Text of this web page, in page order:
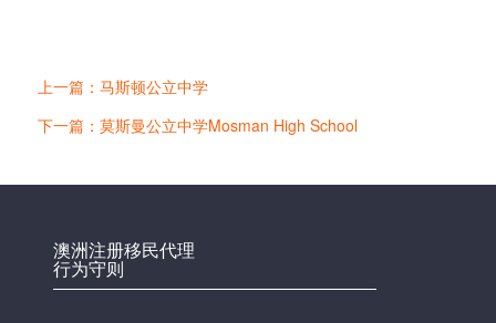
上一篇：马斯顿公立中学
下一篇：莫斯曼公立中学Mosman High School
澳洲注册移民代理
行为守则